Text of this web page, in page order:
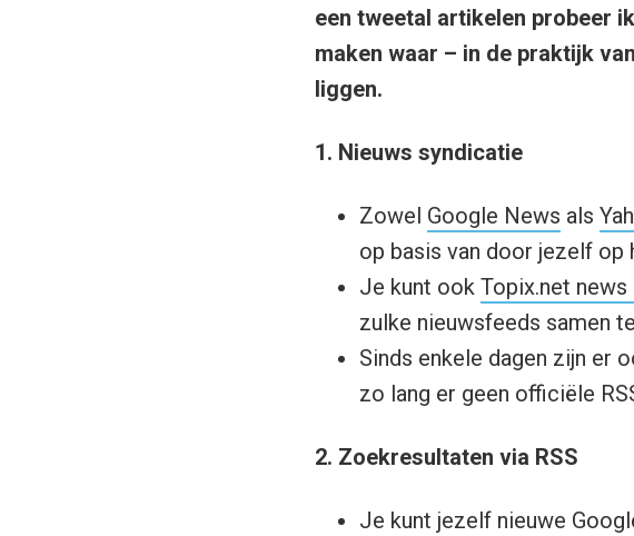
een tweetal artikelen probeer
maken waar – in de praktijk
liggen.
1. Nieuws syndicatie
Zowel Google News als
op basis van door jezelf
Je kunt ook Topix.net news
zulke nieuwsfeeds samen
Sinds enkele dagen zijn er
zo lang er geen officiële
2. Zoekresultaten via RSS
Je kunt jezelf nieuwe